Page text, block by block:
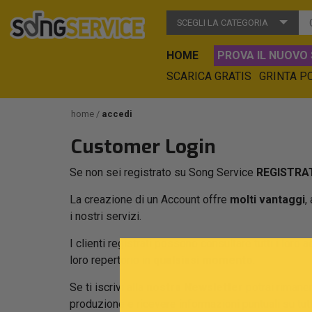
SCEGLI LA CATEGORIA
HOME PROVA IL NUOVO
SCARICA GRATIS
GRINTA
home accedi
Customer Login
Se non sei registrato su Song Service
La creazione di un Account offre molti vantaggi,
i nostri servizi.
I clienti registrati possono consultare tutti i loro
loro repertorio in
Se ti iscrivi alla
potrai
produzione e ricevere informazioni puntuali su